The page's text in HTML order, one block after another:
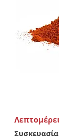
Συσκευασία